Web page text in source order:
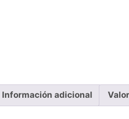
Información adicional